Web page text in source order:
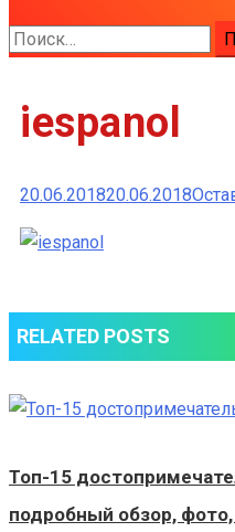
Найти:
iespanol
20.06.201820.06.2018
RELATED POSTS
Топ-15
подробный обзор, фото,